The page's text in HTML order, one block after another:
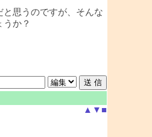
思うのですが、そんな
か？
▲ ▼ ■